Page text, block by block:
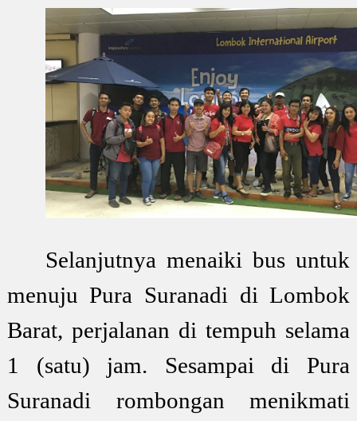
Selanjutnya menaiki bus untuk
menuju Pura Suranadi di Lombok
Barat, perjalanan di tempuh selama
1 (satu) jam. Sesampai di Pura
Suranadi rombongan menikmati